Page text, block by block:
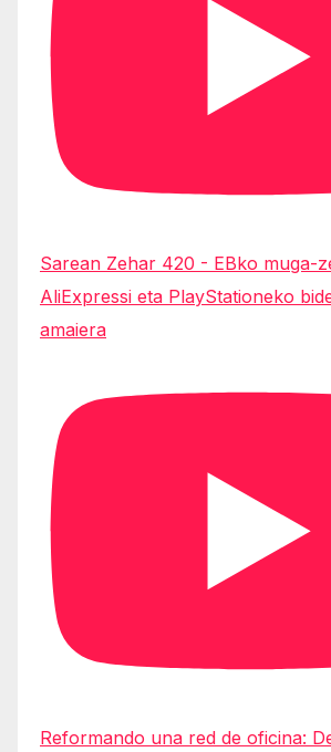
Sarean Zehar 420 - EBko muga-
AliExpressi eta PlayStationeko
amaiera
Reformando una red de oficina: